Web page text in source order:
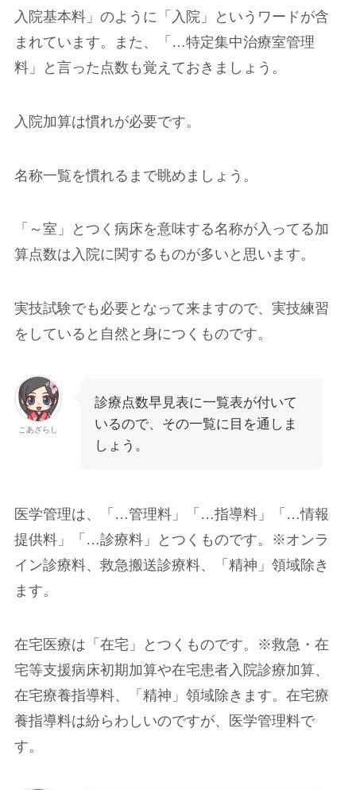
入院基本料」のように「入院」というワードが含
まれています。また、「…特定集中治療室管理
料」と言った点数も覚えておきましょう。
入院加算は慣れが必要です。
名称一覧を慣れるまで眺めましょう。
「～室」とつく病床を意味する名称が入ってる加
算点数は入院に関するものが多いと思います。
実技試験でも必要となって来ますので、実技練習
をしていると自然と身につくものです。
こあざらし
診療点数早見表に一覧表が付いて
いるので、その一覧に目を通しま
しょう。
医学管理は、「…管理料」「…指導料」「…情報
提供料」「…診療料」とつくものです。※オンラ
イン診療料、救急搬送診療料、「精神」領域除き
ます。
在宅医療は「在宅」とつくものです。※救急・在
宅等支援病床初期加算や在宅患者入院診療加算、
在宅療養指導料、「精神」領域除きます。在宅療
養指導料は紛らわしいのですが、医学管理料で
す。